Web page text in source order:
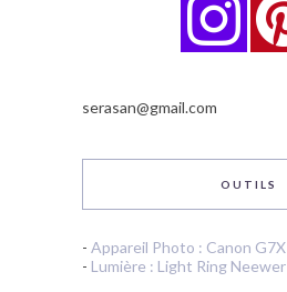
serasan@gmail.com
OUTILS
- Appareil Photo : Canon G7X
- Lumière : Light Ring Neewer